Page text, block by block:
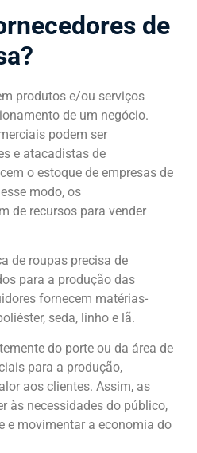
de
produtos e/ou serviços
de um negócio.
podem ser
e atacadistas de
o estoque de empresas de
modo, os
de recursos para vender
de roupas precisa de
para a produção das
fornecem matérias-
seda, linho e lã.
do porte ou da área de
para a produção,
aos clientes. Assim, as
às necessidades do público,
e movimentar a economia do